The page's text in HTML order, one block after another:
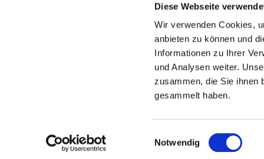
Diese Webseite
Wir verwenden Cookies,
anbieten zu können und
Informationen zu Ihrer
und Analysen weiter.
zusammen, die Sie ihnen
gesammelt haben.
Einwilligungsauswahl
Notwendig
 +49

